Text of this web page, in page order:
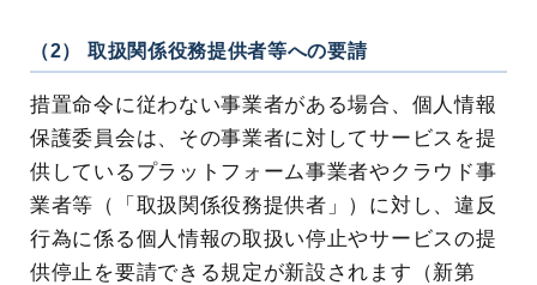
（2） 取扱関係役務提供者等への要請
措置命令に従わない事業者がある場合、個人情報
保護委員会は、その事業者に対してサービスを提
供しているプラットフォーム事業者やクラウド事
業者等（「取扱関係役務提供者」）に対し、違反
行為に係る個人情報の取扱い停止やサービスの提
供停止を要請できる規定が新設されます（新第